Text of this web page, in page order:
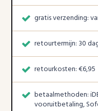
gratis verzending:
retourtermijn: 30
retourkosten: €6,95
betaalmethoden:
vooruitbetaling,